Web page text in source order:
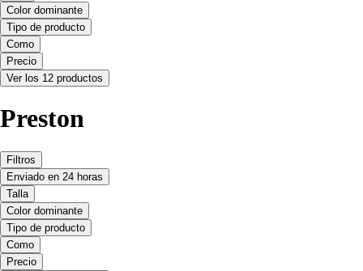
Color dominante
Tipo de producto
Como
Precio
Ver los 12 productos
Preston
Filtros
Enviado en 24 horas
Talla
Color dominante
Tipo de producto
Como
Precio